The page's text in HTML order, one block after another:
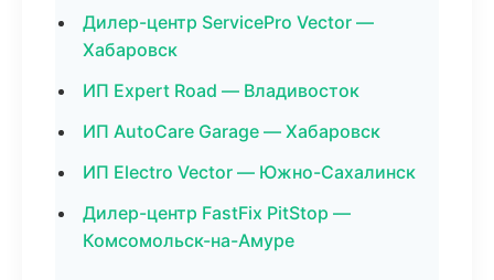
Дилер-центр ServicePro Vector —
Хабаровск
ИП Expert Road — Владивосток
ИП AutoCare Garage — Хабаровск
ИП Electro Vector — Южно-Сахалинск
Дилер-центр FastFix PitStop —
Комсомольск-на-Амуре